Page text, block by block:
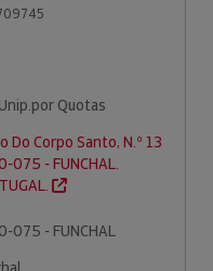
Quotas
Do Corpo Santo, N.º 13
075 - FUNCHAL.
075 - FUNCHAL